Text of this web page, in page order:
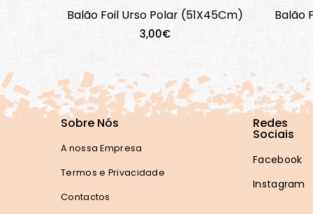
Balão Foil Urso Polar (51X45Cm)
3,00€
Balão
Sobre Nós
A nossa Empresa
Termos e Privacidade
Contactos
Redes
Sociais
Facebook
Instagram